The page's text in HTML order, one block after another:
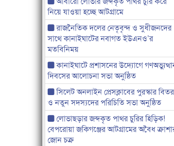
নিয়ে যাওয়া হচ্ছে আটগ্রামে
রাজনৈতিক দলের নেতৃবৃন্দ ও সুধীজনদের
সাথে কানাইঘাটের নবাগত ইউএনও’র
মতবিনিময়
কানাইঘাটে প্রশাসনের উদ্যোগে
দিবসের আলোচনা সভা অনুষ্ঠিত
সিলেট অনলাইন প্রেসক্লাবের পুরস্কার
ও নতুন সদস্যদের পরিচিতি সভা অনুষ্ঠিত
লোভাছড়ার জব্দকৃত পাথর চুরির হিড়িক!
বেপরোয়া জকিগঞ্জের আটগ্রামের অবৈধ
জোন চক্র